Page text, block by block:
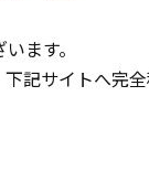
はすべて
ます。
記サイトへ完